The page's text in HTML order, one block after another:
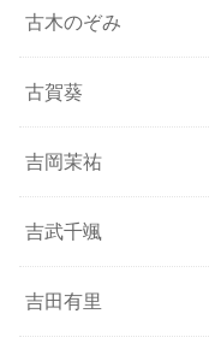
古木のぞみ
古賀葵
吉岡茉祐
吉武千颯
吉田有里